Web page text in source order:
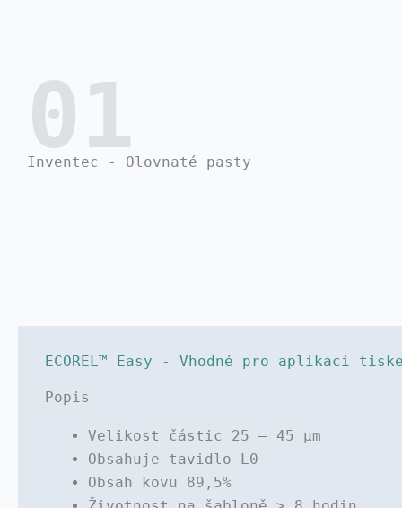
01
Inventec - Olovnaté pasty
ECOREL™ Easy - Vhodné pro aplikaci
Popis
Velikost částic 25 – 45 µm
Obsahuje tavidlo L0
Obsah kovu 89,5%